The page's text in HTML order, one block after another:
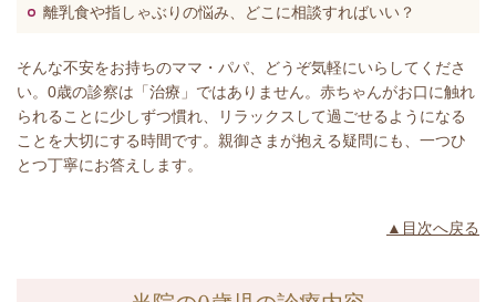
離乳食や指しゃぶりの悩み、どこに相談すればいい？
そんな不安をお持ちのママ・パパ、どうぞ気軽にいらしてくださ
い。0歳の診察は「治療」ではありません。赤ちゃんがお口に触れ
られることに少しずつ慣れ、リラックスして過ごせるようになる
ことを大切にする時間です。親御さまが抱える疑問にも、一つひ
とつ丁寧にお答えします。
▲目次へ戻る